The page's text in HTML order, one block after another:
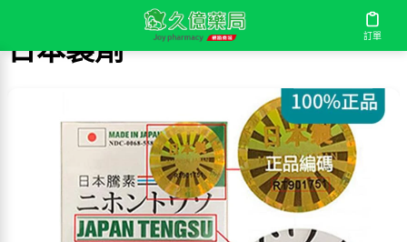
訂單
日本製劑